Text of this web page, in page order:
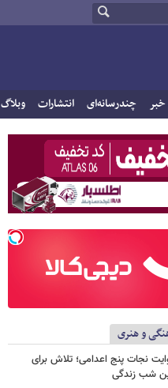
خبر چندرسانه‌ای انتشارات وبلاگ
و هنری
نجات پنج اعدامی؛ تلاش برای
شب زندگی